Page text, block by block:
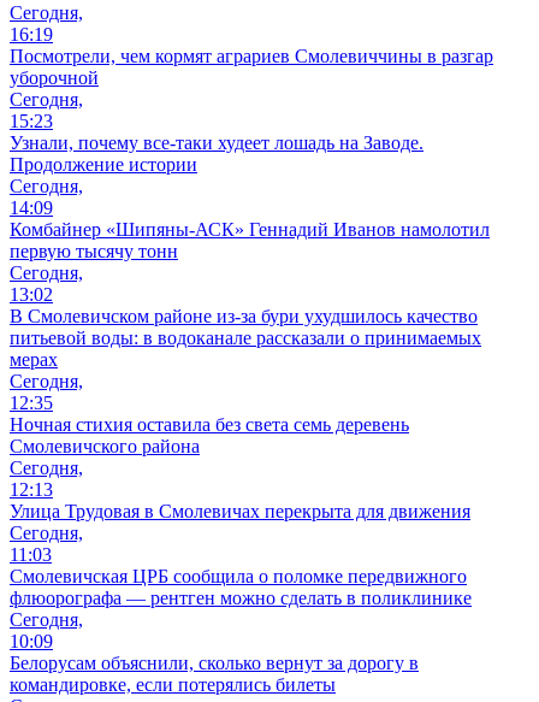
Сегодня,
16:19
Посмотрели, чем кормят аграриев Смолевиччины в разгар
уборочной
Сегодня,
15:23
Узнали, почему все-таки худеет лошадь на Заводе.
Продолжение истории
Сегодня,
14:09
Комбайнер «Шипяны-АСК» Геннадий Иванов намолотил
первую тысячу тонн
Сегодня,
13:02
В Смолевичском районе из‑за бури ухудшилось качество
питьевой воды: в водоканале рассказали о принимаемых
мерах
Сегодня,
12:35
Ночная стихия оставила без света семь деревень
Смолевичского района
Сегодня,
12:13
Улица Трудовая в Смолевичах перекрыта для движения
Сегодня,
11:03
Смолевичская ЦРБ сообщила о поломке передвижного
флюорографа — рентген можно сделать в поликлинике
Сегодня,
10:09
Белорусам объяснили, сколько вернут за дорогу в
командировке, если потерялись билеты